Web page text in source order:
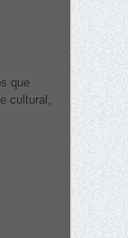
que
cultural,